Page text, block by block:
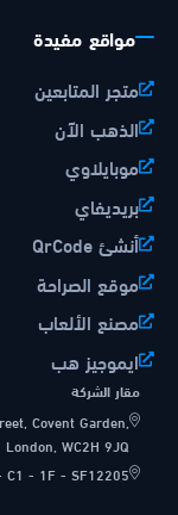
مواقع مفيدة
متجر المتابعين
الذهب الآن
موبايلاوي
بريديفاي
أنشئ QrCode
موقع الصراحة
مصنع الألعاب
ايموجيز هب
مقار الشركة
Covent Garden,
London, WC2H 9JQ
C1 - 1F - SF12205